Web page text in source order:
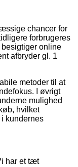
chancer for
forbrugeres
online
afbryder gl. 1
metoder til at
I øvrigt
mulighed
hvilket
kundernes
har et tæt